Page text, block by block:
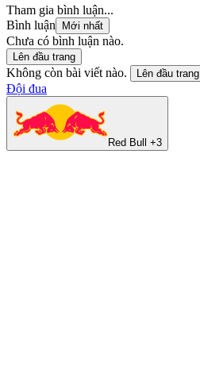
Tham gia bình luận...
Bình luận
Mới nhất
Chưa có bình luận nào.
Lên đầu trang
Không còn bài viết nào. Lên đầu trang
Đội đua
Red Bull +3